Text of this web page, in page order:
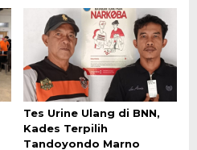
Tes Urine Ulang di BNN,
Kades Terpilih
Tandoyondo Marno